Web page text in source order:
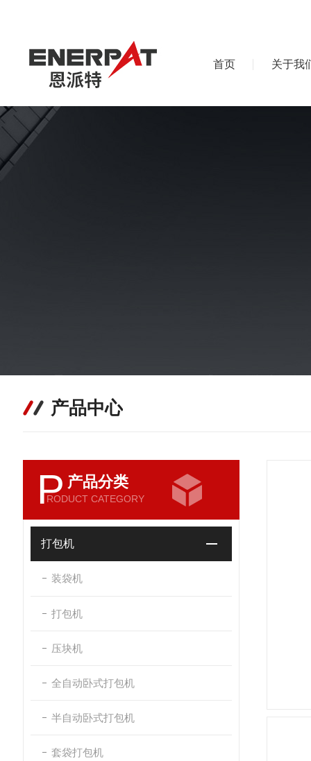
首页 关于我
产品中心
P 产品分类
RODUCT CATEGORY
打包机
装袋机
打包机
压块机
全自动卧式打包机
半自动卧式打包机
套袋打包机